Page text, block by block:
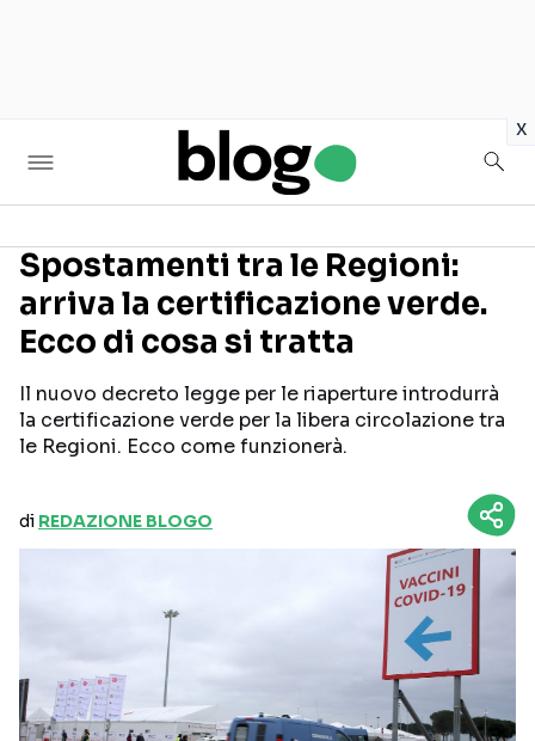
x
Seguici sui social
Spostamenti tra le Regioni:
arriva la certificazione verde.
Ecco di cosa si tratta
Il nuovo decreto legge per le riaperture introdurrà
la certificazione verde per la libera circolazione tra
le Regioni. Ecco come funzionerà.
di REDAZIONE BLOGO